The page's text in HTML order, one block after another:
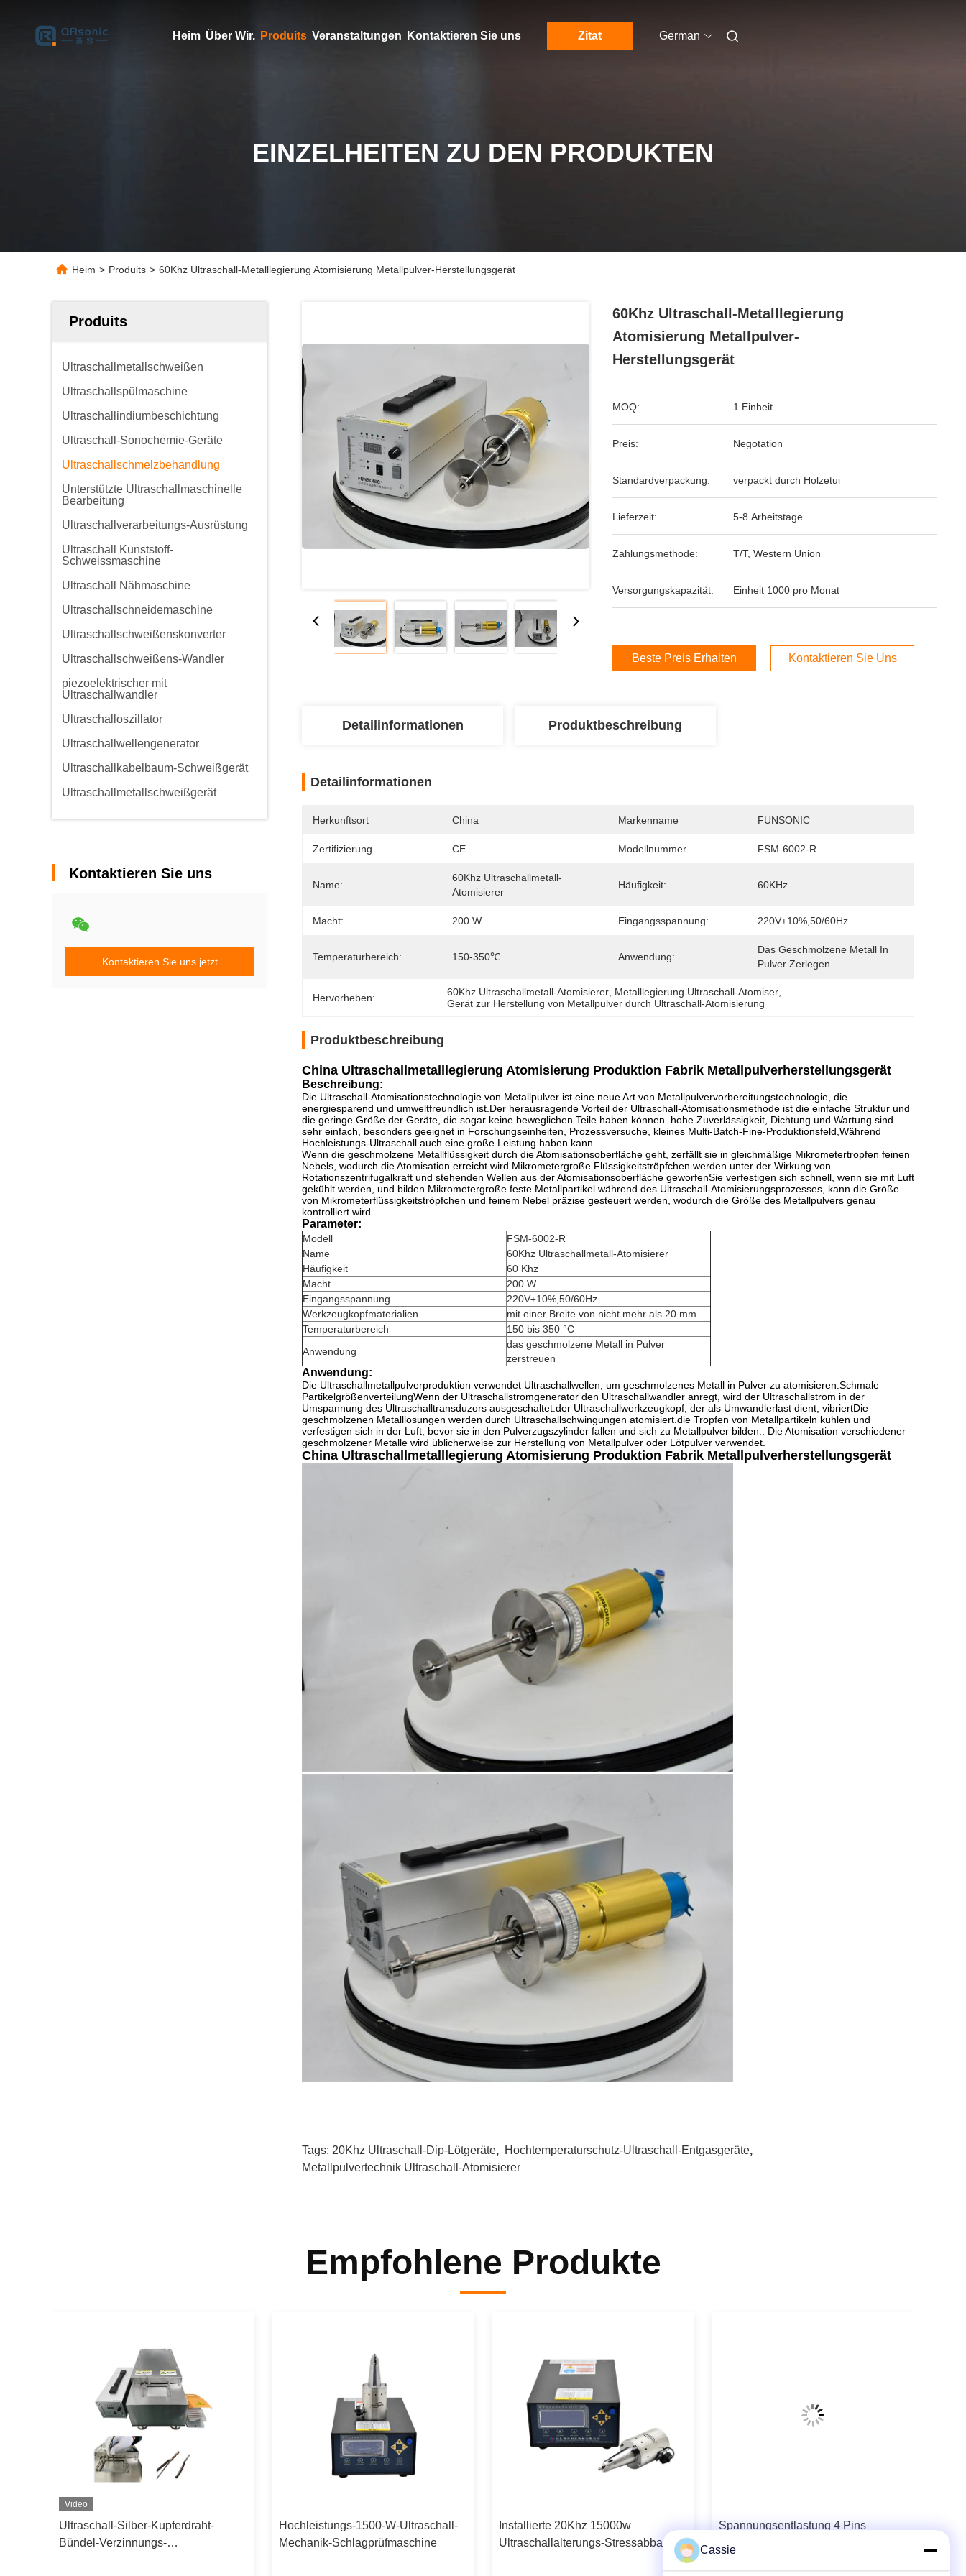
Heim Über Wir. Produits Veranstaltungen Kontaktieren Sie uns Zitat German
EINZELHEITEN ZU DEN PRODUKTEN
Heim > Produits > 60Khz Ultraschall-Metalllegierung Atomisierung Metallpulver-Herstellungsgerät
Produits
Ultraschallmetallschweißen
Ultraschallspülmaschine
Ultraschallindiumbeschichtung
Ultraschall-Sonochemie-Geräte
Ultraschallschmelzbehandlung
Unterstützte Ultraschallmaschinelle
Bearbeitung
Ultraschallverarbeitungs-Ausrüstung
Ultraschall Kunststoff-
Schweissmaschine
Ultraschall Nähmaschine
Ultraschallschneidemaschine
Ultraschallschweißenskonverter
Ultraschallschweißens-Wandler
piezoelektrischer mit
Ultraschallwandler
Ultraschalloszillator
Ultraschallwellengenerator
Ultraschallkabelbaum-Schweißgerät
Ultraschallmetallschweißgerät
Kontaktieren Sie uns
Kontaktieren Sie uns jetzt
60Khz Ultraschall-Metalllegierung
Atomisierung Metallpulver-
Herstellungsgerät
MOQ: 1 Einheit
Preis: Negotation
Standardverpackung: verpackt durch Holzetui
Lieferzeit: 5-8 Arbeitstage
Zahlungsmethode: T/T, Western Union
Versorgungskapazität: Einheit 1000 pro Monat
Beste Preis Erhalten Kontaktieren Sie Uns
Detailinformationen Produktbeschreibung
Detailinformationen
Herkunftsort China Markenname FUNSONIC
Zertifizierung CE Modellnummer FSM-6002-R
Name:
60Khz Ultraschallmetall-
Atomisierer
Häufigkeit: 60KHz
Macht: 200 W Eingangsspannung: 220V±10%,50/60Hz
Temperaturbereich: 150-350℃ Anwendung:
Das Geschmolzene Metall In
Pulver Zerlegen
Hervorheben: 60Khz Ultraschallmetall-Atomisierer Metalllegierung Ultraschall-Atomiser
Gerät zur Herstellung von Metallpulver durch Ultraschall-Atomisierung
Produktbeschreibung
China Ultraschallmetalllegierung Atomisierung Produktion Fabrik Metallpulverherstellungsgerät
Beschreibung:
Die Ultraschall-Atomisationstechnologie von Metallpulver ist eine neue Art von Metallpulvervorbereitungstechnologie, die
energiesparend und umweltfreundlich ist.Der herausragende Vorteil der Ultraschall-Atomisationsmethode ist die einfache Struktur und
die geringe Größe der Geräte, die sogar keine beweglichen Teile haben können. hohe Zuverlässigkeit, Dichtung und Wartung sind
sehr einfach, besonders geeignet in Forschungseinheiten, Prozessversuche, kleines Multi-Batch-Fine-Produktionsfeld,Während
Hochleistungs-Ultraschall auch eine große Leistung haben kann.
Wenn die geschmolzene Metallflüssigkeit durch die Atomisationsoberfläche geht, zerfällt sie in gleichmäßige Mikrometertropfen feinen
Nebels, wodurch die Atomisation erreicht wird.Mikrometergroße Flüssigkeitströpfchen werden unter der Wirkung von
Rotationszentrifugalkraft und stehenden Wellen aus der Atomisationsoberfläche geworfenSie verfestigen sich schnell, wenn sie mit Luft
gekühlt werden, und bilden Mikrometergroße feste Metallpartikel.während des Ultraschall-Atomisierungsprozesses, kann die Größe
von Mikrometerflüssigkeitströpfchen und feinem Nebel präzise gesteuert werden, wodurch die Größe des Metallpulvers genau
kontrolliert wird.
Parameter:
Modell
FSM-6002-R
Name
60Khz Ultraschallmetall-Atomisierer
Häufigkeit
60 Khz
Macht
200 W
Eingangsspannung
220V±10%,50/60Hz
Werkzeugkopfmaterialien
mit einer Breite von nicht mehr als 20 mm
Temperaturbereich
150 bis 350 °C
Anwendung
das geschmolzene Metall in Pulver
zerstreuen
Anwendung:
Die Ultraschallmetallpulverproduktion verwendet Ultraschallwellen, um geschmolzenes Metall in Pulver zu atomisieren.Schmale
PartikelgrößenverteilungWenn der Ultraschallstromgenerator den Ultraschallwandler anregt, wird der Ultraschallstrom in der
Umspannung des Ultraschalltransduzors ausgeschaltet.der Ultraschallwerkzeugkopf, der als Umwandlerlast dient, vibriertDie
geschmolzenen Metalllösungen werden durch Ultraschallschwingungen atomisiert.die Tropfen von Metallpartikeln kühlen und
verfestigen sich in der Luft, bevor sie in den Pulverzugszylinder fallen und sich zu Metallpulver bilden.. Die Atomisation verschiedener
geschmolzener Metalle wird üblicherweise zur Herstellung von Metallpulver oder Lötpulver verwendet.
China Ultraschallmetalllegierung Atomisierung Produktion Fabrik Metallpulverherstellungsgerät
Tags: 20Khz Ultraschall-Dip-Lötgeräte, Hochtemperaturschutz-Ultraschall-Entgasgeräte,
Metallpulvertechnik Ultraschall-Atomisierer
Empfohlene Produkte
Video
Ultraschall-Silber-Kupferdraht-
Bündel-Verzinnungs-
Hochleistungs-1500-W-Ultraschall-
Mechanik-Schlagprüfmaschine
Installierte 20Khz 15000w
Ultraschallalterungs-Stressabbau-
Spannungsentlastung 4 Pins
Ultraschallgeräte für innere Löcher
Cassie